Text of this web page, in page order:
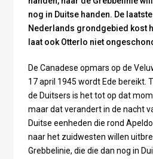
nog in Duitse handen. De
Nederlands grondgebied kost
laat ook Otterlo niet
De Canadese opmars op de
17 april 1945 wordt Ede bereikt.
de Duitsers is het tot op dat
maar dat verandert in de nacht
Duitse eenheden die rond
naar het zuidwesten willen
Grebbelinie, die die dan nog in